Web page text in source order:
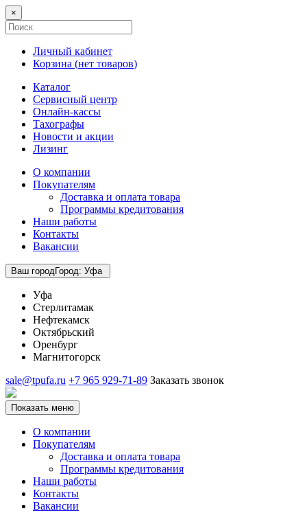
×
Личный кабинет
Корзина (нет товаров)
Каталог
Сервисный центр
Онлайн-кассы
Тахографы
Новости и акции
Лизинг
О компании
Покупателям
Доставка и оплата товара
Программы кредитования
Наши работы
Контакты
Вакансии
Ваш городГород: Уфа
Уфа
Стерлитамак
Нефтекамск
Октябрьский
Оренбург
Магнитогорск
sale@tpufa.ru +7 965 929-71-89 Заказать звонок
Показать меню
О компании
Покупателям
Доставка и оплата товара
Программы кредитования
Наши работы
Контакты
Вакансии